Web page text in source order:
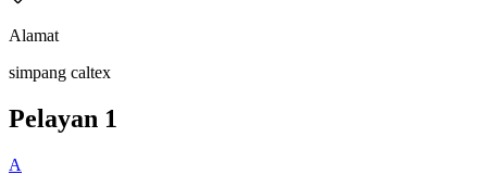
Alamat
simpang caltex
Pelayan 1
A